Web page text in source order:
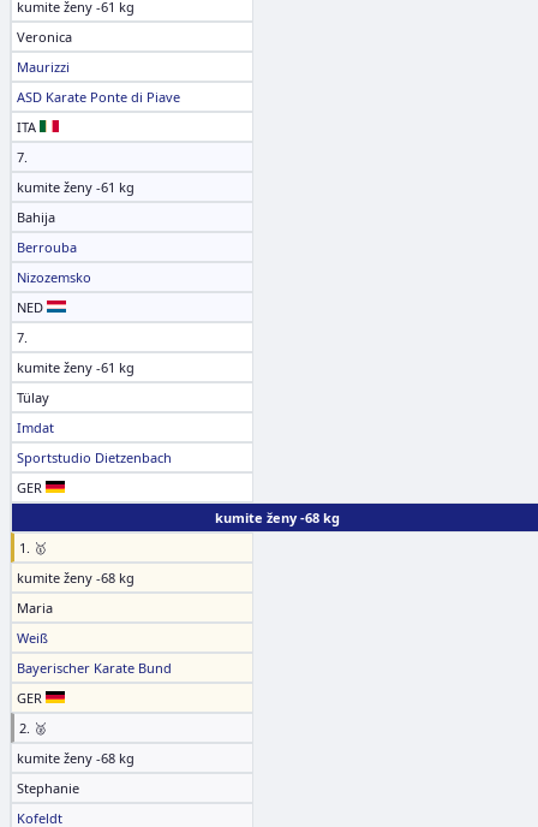
kumite ženy -61 kg
Veronica
Maurizzi
ASD Karate Ponte di Piave
ITA
7.
kumite ženy -61 kg
Bahija
Berrouba
Nizozemsko
NED
7.
kumite ženy -61 kg
Tülay
Imdat
Sportstudio Dietzenbach
GER
kumite ženy -68 kg
1. 🥇
kumite ženy -68 kg
Maria
Weiß
Bayerischer Karate Bund
GER
2. 🥈
kumite ženy -68 kg
Stephanie
Kofeldt